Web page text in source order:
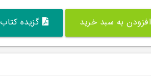
افزودن به سبد خرید گزیده کتاب